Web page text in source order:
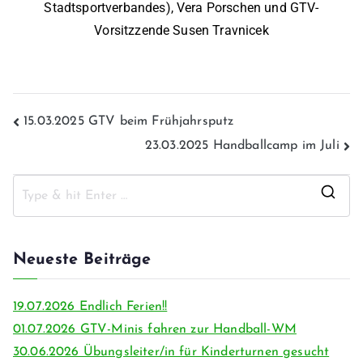
Stadtsportverbandes), Vera Porschen und GTV-
Vorsitzzende Susen Travnicek
15.03.2025 GTV beim Frühjahrsputz
23.03.2025 Handballcamp im Juli
Neueste Beiträge
19.07.2026 Endlich Ferien!!
01.07.2026 GTV-Minis fahren zur Handball-WM
30.06.2026 Übungsleiter/in für Kinderturnen gesucht